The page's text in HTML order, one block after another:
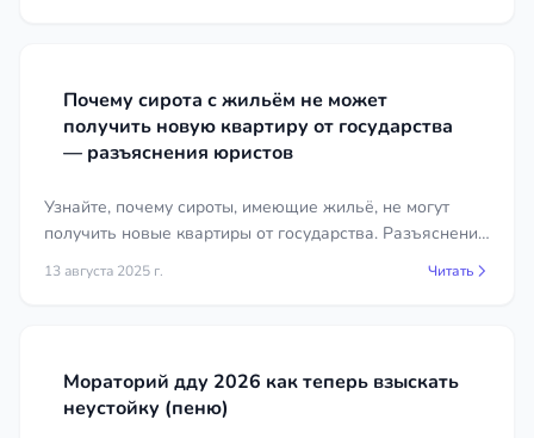
Почему сирота с жильём не может
получить новую квартиру от государства
— разъяснения юристов
Узнайте, почему сироты, имеющие жильё, не могут
получить новые квартиры от государства. Разъяснения
юристов по жилищным вопросам.
13 августа 2025 г. Читать
Мораторий дду 2026 как теперь взыскать
неустойку (пеню)